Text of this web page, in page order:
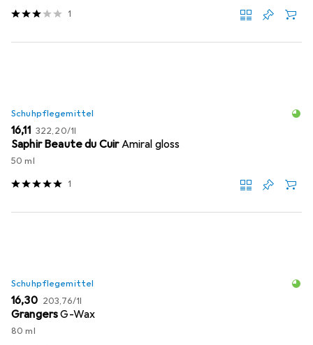
1
Schuhpflegemittel
EUR
16,11 EUR
322,20/1l
Saphir Beaute du CuirAmiral gloss
50 ml
1
Schuhpflegemittel
EUR
16,30 EUR
203,76/1l
GrangersG-Wax
80 ml